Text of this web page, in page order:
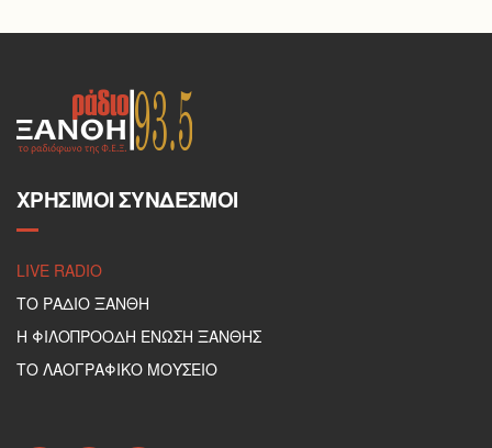
ΧΡΉΣΙΜΟΙ ΣΎΝΔΕΣΜΟΙ
LIVE RADIO
ΤΟ ΡΑΔΙΟ ΞΑΝΘΗ
Η ΦΙΛΟΠΡΟΟΔΗ ΕΝΩΣΗ ΞΑΝΘΗΣ
ΤΟ ΛΑΟΓΡΑΦΙΚΟ ΜΟΥΣΕΙΟ